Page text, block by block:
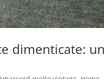
dimenticate: